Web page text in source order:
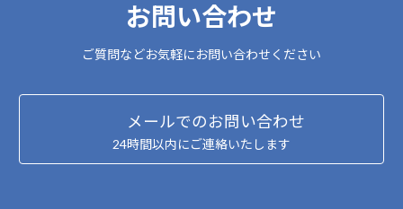
お問い合わせ
ご質問などお気軽にお問い合わせください
メールでのお問い合わせ
24時間以内にご連絡いたします